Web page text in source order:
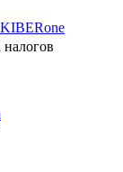
налогов